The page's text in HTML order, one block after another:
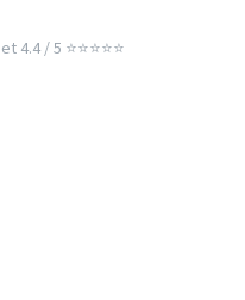
/ 5 ⭐⭐⭐⭐⭐